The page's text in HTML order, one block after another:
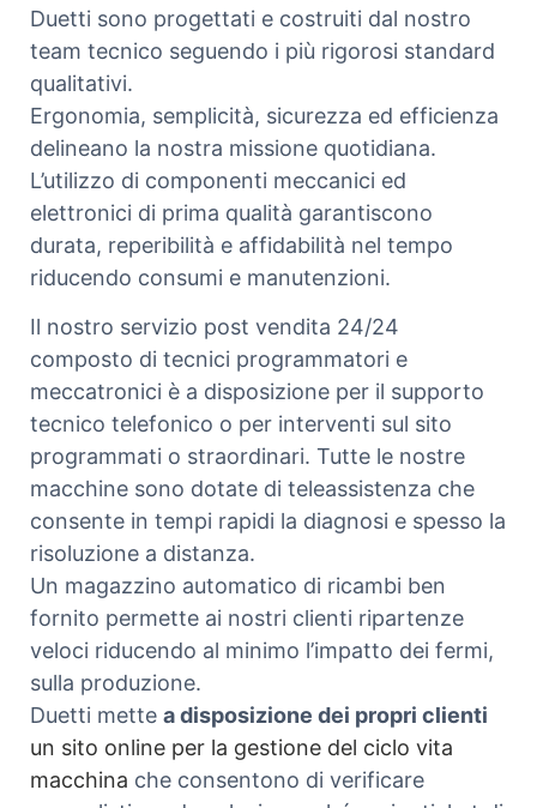
Duetti sono progettati e costruiti dal nostro
team tecnico seguendo i più rigorosi standard
qualitativi.
Ergonomia, semplicità, sicurezza ed efficienza
delineano la nostra missione quotidiana.
L’utilizzo di componenti meccanici ed
elettronici di prima qualità garantiscono
durata, reperibilità e affidabilità nel tempo
riducendo consumi e manutenzioni.
Il nostro servizio post vendita 24/24
composto di tecnici programmatori e
meccatronici è a disposizione per il supporto
tecnico telefonico o per interventi sul sito
programmati o straordinari. Tutte le nostre
macchine sono dotate di teleassistenza che
consente in tempi rapidi la diagnosi e spesso la
risoluzione a distanza.
Un magazzino automatico di ricambi ben
fornito permette ai nostri clienti ripartenze
veloci riducendo al minimo l’impatto dei fermi,
sulla produzione.
Duetti mette a disposizione dei propri clienti
un sito online per la gestione del ciclo vita
macchina che consentono di verificare